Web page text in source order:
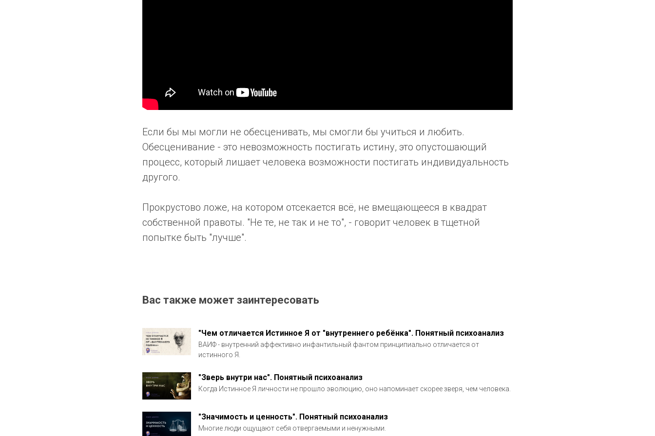
Если бы мы могли не обесценивать, мы смогли бы учиться и любить.
Обесценивание - это невозможность постигать истину, это опустошающий
процесс, который лишает человека возможности постигать индивидуальность
другого.
Прокрустово ложе, на котором отсекается всё, не вмещающееся в квадрат
собственной правоты. "Не те, не так и не то", - говорит человек в тщетной
попытке быть "лучше".
Вас также может заинтересовать
"Чем отличается Истинное Я от "внутреннего ребёнка". Понятный психоанализ
ВАИФ - внутренний аффективно инфантильный фантом принципиально отличается от
истинного Я.
"Зверь внутри нас". Понятный психоанализ
Когда Истинное Я личности не прошло эволюцию, оно напоминает скорее зверя, чем человека.
"Значимость и ценность". Понятный психоанализ
Многие люди ощущают себя отвергаемыми и ненужными.